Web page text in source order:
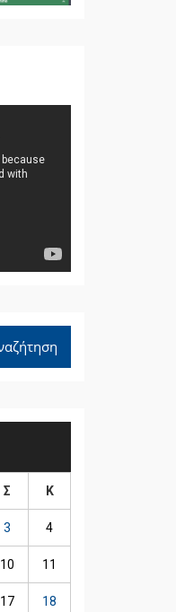
Σ Κ
3 4
10 11
17 18